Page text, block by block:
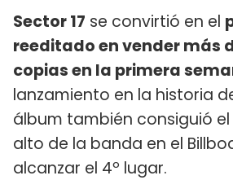
Sector 17 se convirtió en el
reeditado en vender más
copias en la primera
lanzamiento en la historia
álbum también consiguió
alto de la banda en el
alcanzar el 4º lugar.